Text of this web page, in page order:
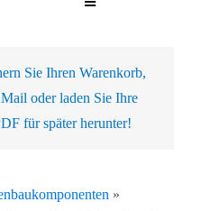
Toggle
Sie Ihren Warenkorb,
oder laden Sie Ihre
für später herunter!
»